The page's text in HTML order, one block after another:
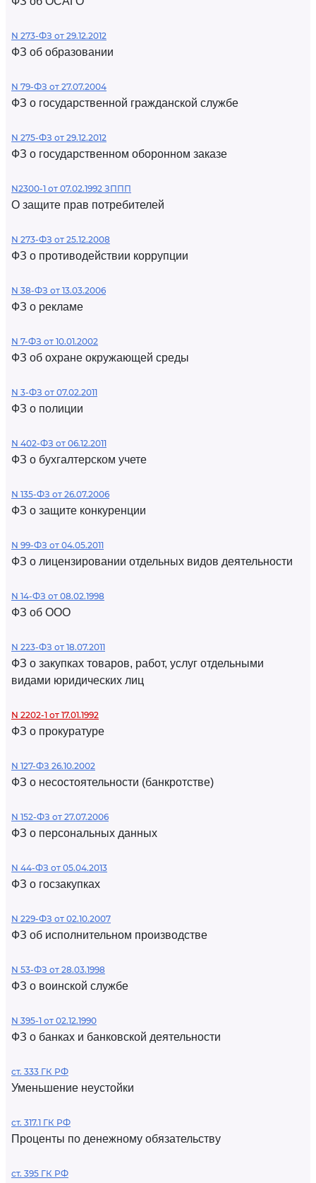
N 273-ФЗ от 29.12.2012
ФЗ об образовании
N 79-ФЗ от 27.07.2004
ФЗ о государственной гражданской службе
N 275-ФЗ от 29.12.2012
ФЗ о государственном оборонном заказе
N2300-1 от 07.02.1992 ЗППП
О защите прав потребителей
N 273-ФЗ от 25.12.2008
ФЗ о противодействии коррупции
N 38-ФЗ от 13.03.2006
ФЗ о рекламе
N 7-ФЗ от 10.01.2002
ФЗ об охране окружающей среды
N 3-ФЗ от 07.02.2011
ФЗ о полиции
N 402-ФЗ от 06.12.2011
ФЗ о бухгалтерском учете
N 135-ФЗ от 26.07.2006
ФЗ о защите конкуренции
N 99-ФЗ от 04.05.2011
ФЗ о лицензировании отдельных видов деятельности
N 14-ФЗ от 08.02.1998
ФЗ об ООО
N 223-ФЗ от 18.07.2011
ФЗ о закупках товаров, работ, услуг отдельными
видами юридических лиц
N 2202-1 от 17.01.1992
ФЗ о прокуратуре
N 127-ФЗ 26.10.2002
ФЗ о несостоятельности (банкротстве)
N 152-ФЗ от 27.07.2006
ФЗ о персональных данных
N 44-ФЗ от 05.04.2013
ФЗ о госзакупках
N 229-ФЗ от 02.10.2007
ФЗ об исполнительном производстве
N 53-ФЗ от 28.03.1998
ФЗ о воинской службе
N 395-1 от 02.12.1990
ФЗ о банках и банковской деятельности
ст. 333 ГК РФ
Уменьшение неустойки
ст. 317.1 ГК РФ
Проценты по денежному обязательству
ст. 395 ГК РФ